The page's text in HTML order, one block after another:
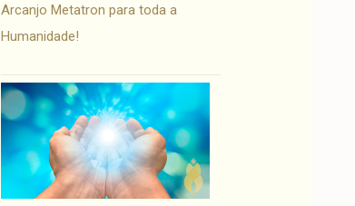
Arcanjo Metatron para toda a
Humanidade!